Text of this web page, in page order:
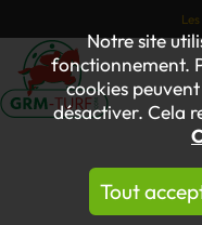
Notre site
fonctionnement.
cookies
désactiver. Cela
Tout